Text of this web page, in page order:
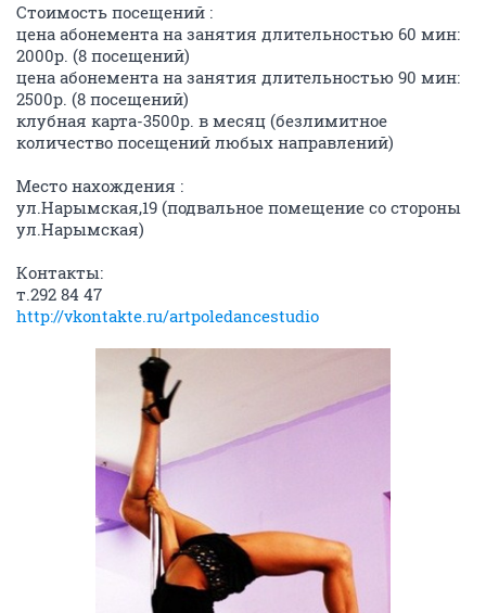
Стоимость посещений :
цена абонемента на занятия длительностью 60 мин:
2000р. (8 посещений)
цена абонемента на занятия длительностью 90 мин:
2500р. (8 посещений)
клубная карта-3500р. в месяц (безлимитное
количество посещений любых направлений)
Место нахождения :
ул.Нарымская,19 (подвальное помещение со стороны
ул.Нарымская)
Контакты:
т.292 84 47
http://vkontakte.ru/artpoledancestudio